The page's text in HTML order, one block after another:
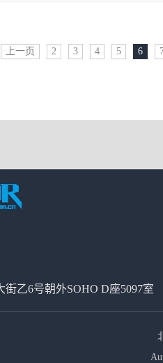
上一页 2 3 4 5 6
乙6号朝外SOHO D座5097室